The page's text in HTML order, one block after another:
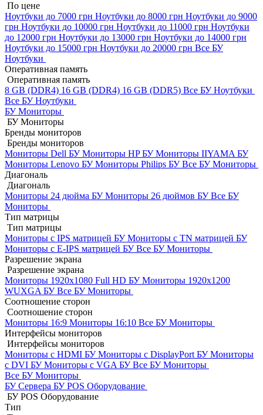
По цене
Ноутбуки до 7000 грн Ноутбуки до 8000 грн Ноутбуки до 9000
грн Ноутбуки до 10000 грн Ноутбуки до 11000 грн Ноутбуки
до 12000 грн Ноутбуки до 13000 грн Ноутбуки до 14000 грн
Ноутбуки до 15000 грн Ноутбуки до 20000 грн Все БУ
Ноутбуки
Оперативная память
Оперативная память
8 GB (DDR4) 16 GB (DDR4) 16 GB (DDR5) Все БУ Ноутбуки
Все БУ Ноутбуки
БУ Мониторы
БУ Мониторы
Бренды мониторов
Бренды мониторов
Мониторы Dell БУМониторы HP БУМониторы IIYAMA БУ
Мониторы Lenovo БУМониторы Philips БУВсе БУ Мониторы
Диагональ
Диагональ
Мониторы 24 дюйма БУМониторы 26 дюймов БУВсе БУ
Мониторы
Тип матрицы
Тип матрицы
Мониторы с IPS матрицей БУМониторы с TN матрицей БУ
Мониторы с E-IPS матрицей БУВсе БУ Мониторы
Разрешение экрана
Разрешение экрана
Мониторы 1920x1080 Full HD БУМониторы 1920x1200
WUXGA БУВсе БУ Мониторы
Соотношение сторон
Соотношение сторон
Мониторы 16:9 Мониторы 16:10 Все БУ Мониторы
Интерфейсы мониторов
Интерфейсы мониторов
Мониторы с HDMI БУМониторы с DisplayPort БУМониторы
с DVI БУМониторы с VGA БУВсе БУ Мониторы
Все БУ Мониторы
БУ Сервера БУ POS Оборудование
БУ POS Оборудование
Тип